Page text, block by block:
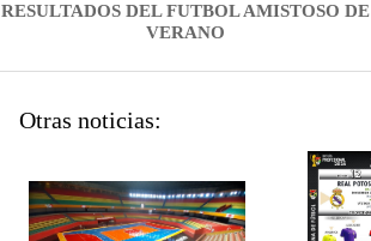
RESULTADOS DEL FUTBOL AMISTOSO DE
VERANO
Otras noticias: